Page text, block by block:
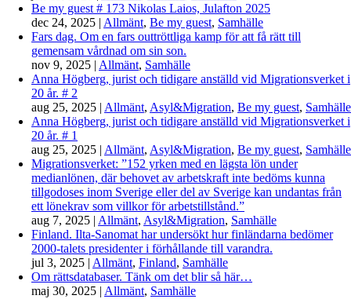
Be my guest # 173 Nikolas Laios, Julafton 2025
dec 24, 2025 | Allmänt, Be my guest, Samhälle
Fars dag. Om en fars outtröttliga kamp för att få rätt till
gemensam vårdnad om sin son.
nov 9, 2025 | Allmänt, Samhälle
Anna Högberg, jurist och tidigare anställd vid Migrationsverket i
20 år. # 2
aug 25, 2025 | Allmänt, Asyl&Migration, Be my guest, Samhälle
Anna Högberg, jurist och tidigare anställd vid Migrationsverket i
20 år. # 1
aug 25, 2025 | Allmänt, Asyl&Migration, Be my guest, Samhälle
Migrationsverket: ”152 yrken med en lägsta lön under
medianlönen, där behovet av arbetskraft inte bedöms kunna
tillgodoses inom Sverige eller del av Sverige kan undantas från
ett lönekrav som villkor för arbetstillstånd.”
aug 7, 2025 | Allmänt, Asyl&Migration, Samhälle
Finland. Ilta-Sanomat har undersökt hur finländarna bedömer
2000-talets presidenter i förhållande till varandra.
jul 3, 2025 | Allmänt, Finland, Samhälle
Om rättsdatabaser. Tänk om det blir så här…
maj 30, 2025 | Allmänt, Samhälle